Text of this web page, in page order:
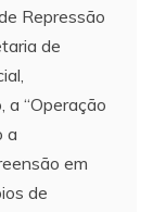
Repressão
de
a “Operação
a
em
de